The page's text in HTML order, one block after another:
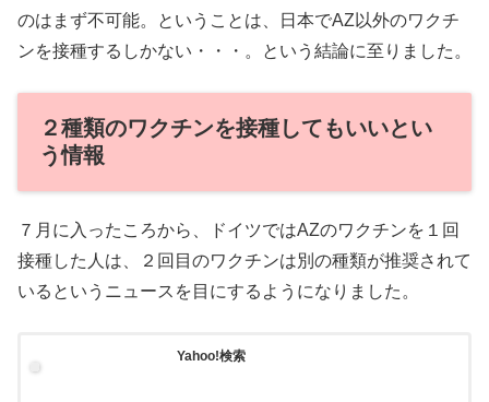
のはまず不可能。ということは、日本でAZ以外のワクチ
ンを接種するしかない・・・。という結論に至りました。
２種類のワクチンを接種してもいいとい
う情報
７月に入ったころから、ドイツではAZのワクチンを１回
接種した人は、２回目のワクチンは別の種類が推奨されて
いるというニュースを目にするようになりました。
Yahoo!検索